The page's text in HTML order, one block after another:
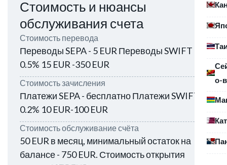
о-
Стоимость и нюансы
обслуживания счета
Стоимость перевода
Переводы SEPA - 5 EUR Переводы SWIFT -
0.5% 15 EUR -350 EUR
Стоимость зачисления
Платежи SEPA - бесплатно Платежи SWIFT -
0.2% 10 EUR-100 EUR
Стоимость обслуживание счёта
50 EUR в месяц, минимальный остаток на
балансе - 750 EUR. Стоимость открытия